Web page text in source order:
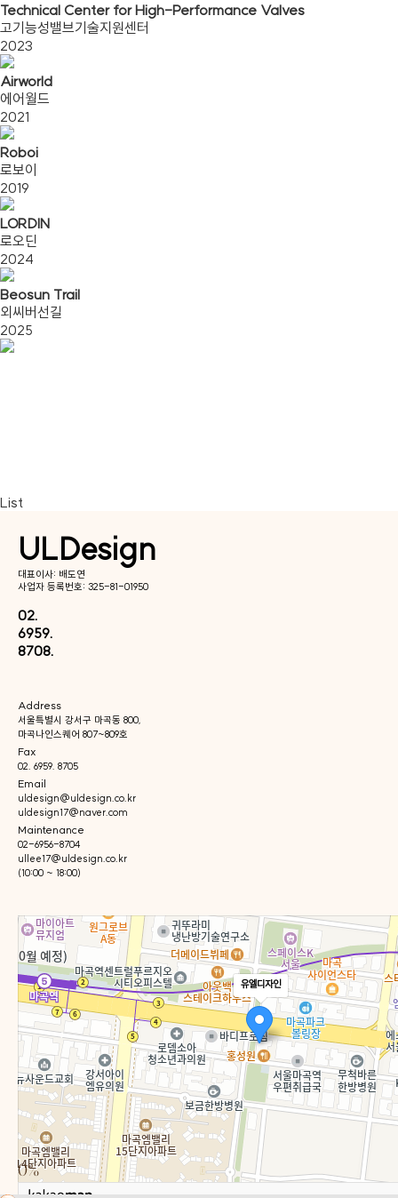
0%
Technical Center for High-Performance Valves
고기능성밸브기술지원센터
2023
Airworld
에어월드
2021
Roboi
로보이
2019
LORDIN
로오딘
2024
Beosun Trail
외씨버선길
2025
List
ULDesign
대표이사: 배도연
사업자 등록번호: 325-81-01950
02.
6959.
8708.
Address
서울특별시 강서구 마곡동 800,
마곡나인스퀘어 807~809호
Fax
02. 6959. 8705
Email
uldesign@uldesign.co.kr
uldesign17@naver.com
Maintenance
02-6956-8704
ullee17@uldesign.co.kr
(10:00 ~ 18:00)
유엘디자인
©2025. ULdesign. All Rights Reserved. Since 2017.